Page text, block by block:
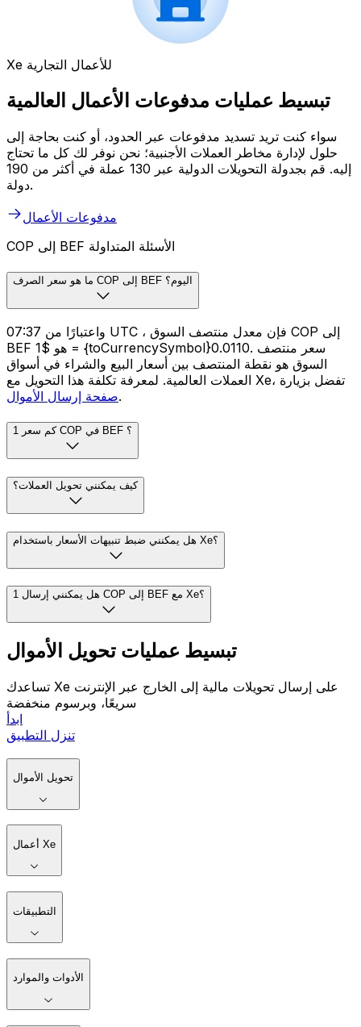
Xe للأعمال التجارية
تبسيط عمليات مدفوعات الأعمال العالمية
سواء كنت تريد تسديد مدفوعات عبر الحدود، أو كنت بحاجة إلى
حلول لإدارة مخاطر العملات الأجنبية؛ نحن نوفر لك كل ما تحتاج
إليه. قم بجدولة التحويلات الدولية عبر 130 عملة في أكثر من 190
دولة.
مدفوعات الأعمال
COP إلى BEF الأسئلة المتداولة
ما هو سعر الصرف COP إلى BEF اليوم؟
واعتبارًا من 07:37 UTC ، فإن معدل منتصف السوق COP إلى
BEF هو $1 = {toCurrencySymbol}0.0110. سعر منتصف
السوق هو نقطة المنتصف بين أسعار البيع والشراء في أسواق
العملات العالمية. لمعرفة تكلفة هذا التحويل مع Xe، تفضل بزيارة
صفحة إرسال الأموال.
كم سعر 1 COP في BEF ؟
كيف يمكنني تحويل العملات؟
هل يمكنني ضبط تنبيهات الأسعار باستخدام Xe؟
هل يمكنني إرسال 1 COP إلى BEF مع Xe؟
تبسيط عمليات تحويل الأموال
تساعدك Xe على إرسال تحويلات مالية إلى الخارج عبر الإنترنت
سريعًا، وبرسوم منخفضة
ابدأ
تنزل التطبيق
تحويل الأموال
أعمال Xe
التطبيقات
الأدوات والموارد